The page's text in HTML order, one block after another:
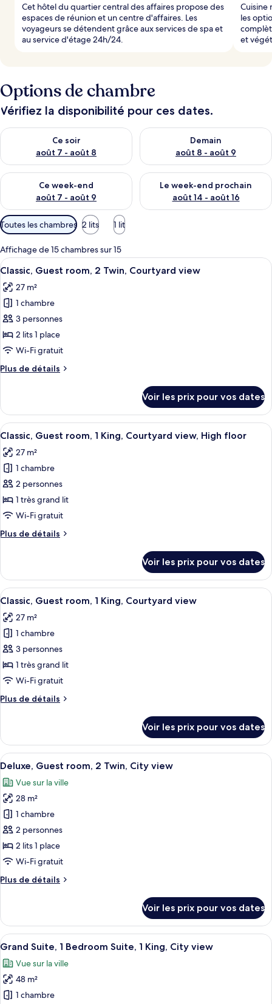
s
v
s
Cet hôtel du quartier central des affaires propose des
espaces de réunion et un centre d'affaires. Les
voyageurs se détendent grâce aux services de spa et
au service d'étage 24h/24.
Cuisine
les
et
Options de chambre
Vérifiez la disponibilité pour ces dates.
Ce soir
août 7 - août 8
Vérifier la disponibilité pour ce soir août 7 - août 8
Demain
août 8 - août 9
Vérifier la disponibilité pour
Ce week-end
août 7 - août 9
Vérifier la disponibilité pour ce week-end août 7 - août 9
Le week-end prochain
août 14 - août 16
Vérifier la disponibilité pour
Filtres
disponibles
pour
les
chambres
Toutes les chambres 2 lits 1 lit
Affichage de 15 chambres sur 15
Afficher
toutes
les
photos
pour
ce
type
chambre :
room,
2
Twin,
Courtyard
view
Une chambre d’hôtel avec deux lits,
4
Classic, Guest room, 2 Twin, Courtyard view
27 m²
1 chambre
3 personnes
2 lits 1 place
Wi-Fi gratuit
Plus de détails
Plus
le
type
de
Classic,
Guest
2
Twin,
Courtyard
view
Voir les prix pour vos dates
Afficher
toutes
les
photos
pour
ce
type
chambre :
room,
1
King,
Courtyard
view,
High
floor
Un lit bien fait, avec du linge de lit
4
Classic, Guest room, 1 King, Courtyard view, High floor
27 m²
1 chambre
2 personnes
1 très grand lit
Wi-Fi gratuit
Plus de détails
Plus
le
type
de
Classic,
Guest
King,
Courtyard
view,
High
Voir les prix pour vos dates
Afficher
toutes
les
photos
pour
ce
type
chambre :
room,
1
King,
Courtyard
view
Une chambre d’hôtel avec un grand
5
Classic, Guest room, 1 King, Courtyard view
27 m²
1 chambre
3 personnes
1 très grand lit
Wi-Fi gratuit
Plus de détails
Plus
le
type
de
Classic,
Guest
room,
King,
Courtyard
view
Voir les prix pour vos dates
Afficher
toutes
les
photos
pour
ce
type
de
chambre :
Deluxe,
2
Twin,
City
view
Une chambre d’hôtel avec deux
5
Deluxe, Guest room, 2 Twin, City view
Vue sur la ville
28 m²
1 chambre
2 personnes
2 lits 1 place
Wi-Fi gratuit
Plus de détails
Plus
le
type
de
Deluxe,
Guest
room,
2
Voir les prix pour vos dates
Afficher
toutes
les
photos
pour
Une chambre d’hôtel dotée d’un
8
Grand Suite, 1 Bedroom Suite, 1 King, City view
Vue sur la ville
48 m²
1 chambre